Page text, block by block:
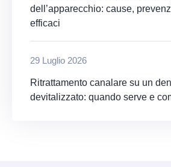
dell’apparecchio: cause,
efficaci
29 Luglio 2026
Ritrattamento canalare su un
devitalizzato: quando serve e